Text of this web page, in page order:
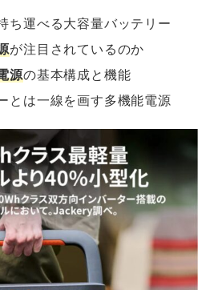
ち運べる大容量バッテリー
が注目されているのか
源の基本構成と機能
とは一線を画す多機能電源